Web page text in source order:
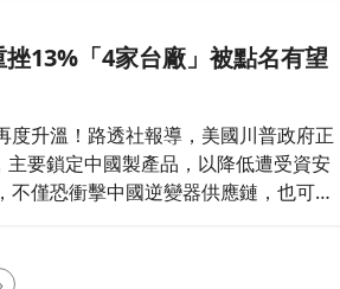
13%「4家台廠」被點名有望
升溫！路透社報導，美國川普政府正
要鎖定中國製產品，以降低遭受資安
僅恐衝擊中國逆變器供應鏈，也可望